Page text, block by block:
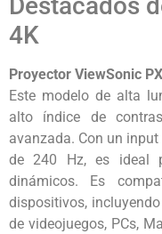
Destacados
4K
Proyector ViewSonic
Este modelo de alta
alto índice de
avanzada. Con un
de 240 Hz, es ideal
dinámicos. Es
dispositivos,
de videojuegos, PCs,